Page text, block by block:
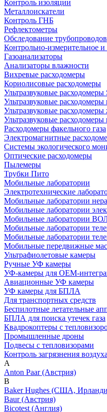
Контроль изоляции
Металлоискатели
Контроль ГНБ
Рефлектометры
Обследование трубопроводов
Контрольно-измерительное
Газоанализаторы
Анализаторы влажности
Вихревые расходомеры
Кориолисовые расходомеры
Ультразвуковые расходомеры
Ультразвуковые расходомеры
Ультразвуковые расходомеры
Ультразвуковые расходомеры
Расходомеры факельного газа
Электромагнитные
Системы экологического
Оптические расходомеры
Пылемеры
Трубки Пито
Мобильные лаборатории
Электротехнические
Мобильные лаборатории
Мобильные лаборатории
Мобильные лаборатории
Мобильные лаборатории
Мобильные лаборатории
Мобильные передвижные
Ультрафиолетовые камеры
Ручные УФ камеры
УФ-камеры для OEM-
Авиационные УФ камеры
УФ камеры для БПЛА
Для транспортных средств
Беспилотные летательные
БПЛА для поиска утечек газа
Квадрокоптеры с
Промышленные дроны
Подвесы с тепловизорами
Контроль загрязнения воздуха
A
Anton Paar (Австрия)
B
Baker Hughes (США,
Baur (Австрия)
Bicotest (Англия)